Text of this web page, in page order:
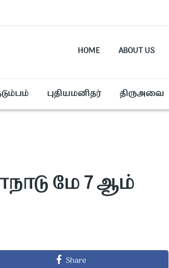
HOME ABOUT US
புதியமனிதர் திருஅவை
மே 7 ஆம்
Share